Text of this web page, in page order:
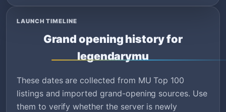
LAUNCH TIMELINE
Grand opening history for
legendarymu
These dates are collected from MU Top 100
listings and imported grand-opening sources. Use
them to verify whether the server is newly